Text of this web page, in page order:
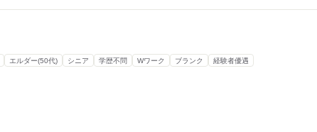
エルダー(50代) シニア 学歴不問 Wワーク ブランク 経験者優遇